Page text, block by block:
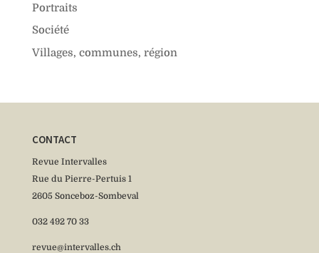
Portraits
Société
Villages, communes, région
CONTACT
Revue Intervalles
Rue du Pierre-Pertuis 1
2605 Sonceboz-Sombeval
032 492 70 33
revue@intervalles.ch